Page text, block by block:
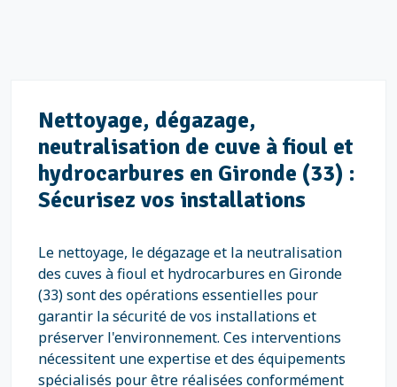
Nettoyage, dégazage,
neutralisation de cuve à fioul et
hydrocarbures en Gironde (33) :
Sécurisez vos installations
Le nettoyage, le dégazage et la neutralisation
des cuves à fioul et hydrocarbures en Gironde
(33) sont des opérations essentielles pour
garantir la sécurité de vos installations et
préserver l'environnement. Ces interventions
nécessitent une expertise et des équipements
spécialisés pour être réalisées conformément